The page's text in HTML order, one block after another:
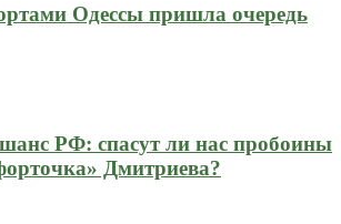
Одессы пришла очередь
РФ: спасут ли нас пробоины
Дмитриева?